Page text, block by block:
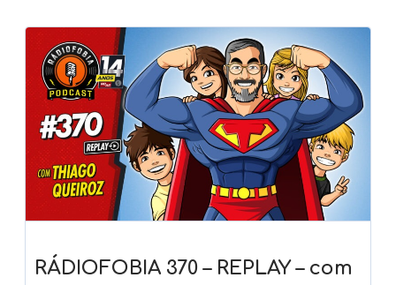
RÁDIOFOBIA 370 – REPLAY – com